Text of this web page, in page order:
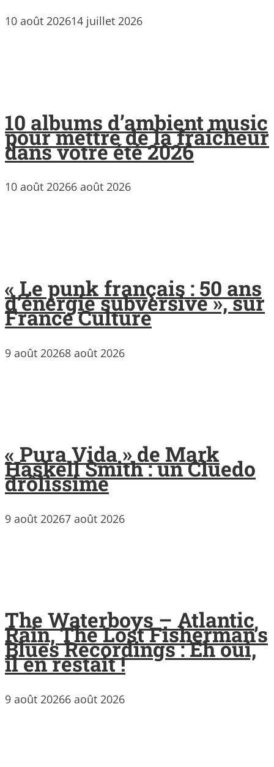
10 août 202614 juillet 2026
10 albums d’ambient music
pour mettre de la fraicheur
dans votre été 2026
10 août 20266 août 2026
« Le punk français : 50 ans
d’énergie subversive », sur
France Culture
9 août 20268 août 2026
« Pura Vida » de Mark
Haskell Smith : un Cluedo
drôlissime
9 août 20267 août 2026
The Waterboys – Atlantic
Rain, The Lost Fisherman’s
Blues Recordings : Eh oui,
il en restait !
9 août 20266 août 2026